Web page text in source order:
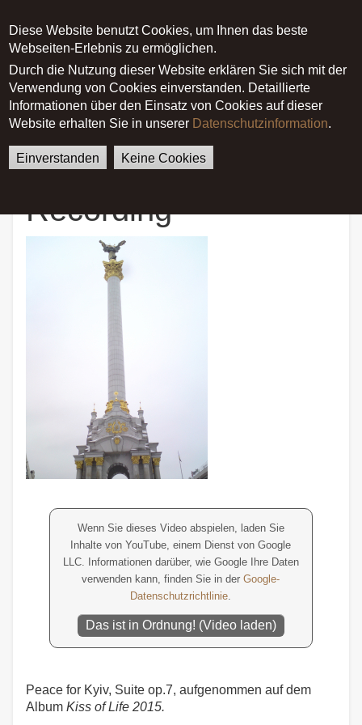
Diese Website benutzt Cookies, um Ihnen das beste
Webseiten-Erlebnis zu ermöglichen.
Durch die Nutzung dieser Website erklären Sie sich mit der
Verwendung von Cookies einverstanden. Detaillierte
Informationen über den Einsatz von Cookies auf dieser
Website erhalten Sie in unserer Datenschutzinformation.
Einverstanden Keine Cookies
Main menu
German English
Startseite
News
Peace for Kyiv Recording
Recording
Wenn Sie dieses Video abspielen, laden Sie
Inhalte von YouTube, einem Dienst von Google
LLC. Informationen darüber, wie Google Ihre Daten
verwenden kann, finden Sie in derGoogle-
Datenschutzrichtlinie
Das ist in Ordnung! (Video laden)
Peace for Kyiv, Suite op.7, aufgenommen auf dem
Album Kiss of Life 2015.